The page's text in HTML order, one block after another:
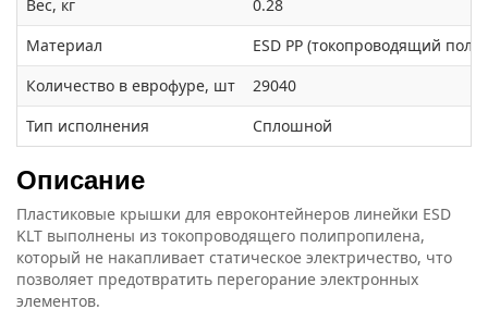
Вес, кг
0.28
Материал
ESD PP (токопроводящий
Количество в еврофуре, шт
29040
Тип исполнения
Сплошной
Описание
Пластиковые крышки для евроконтейнеров линейки ESD
KLT выполнены из токопроводящего полипропилена,
который не накапливает статическое электричество, что
позволяет предотвратить перегорание электронных
элементов.